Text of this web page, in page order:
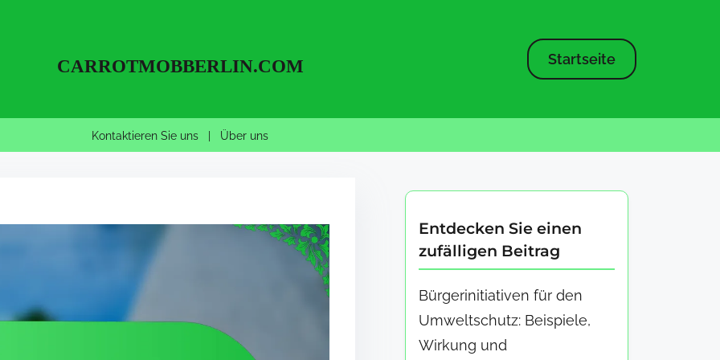
CARROTMOBBERLIN.COM Startseite
Kontaktieren Sie uns | Über uns
Entdecken Sie einen
zufälligen Beitrag
Bürgerinitiativen für den
Umweltschutz: Beispiele,
Wirkung und